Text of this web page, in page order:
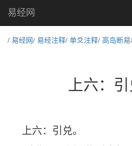
易经网
/ 易经网 / 易经注释/ 单爻注释/ 高岛断易
上六：引
上六：引兑。